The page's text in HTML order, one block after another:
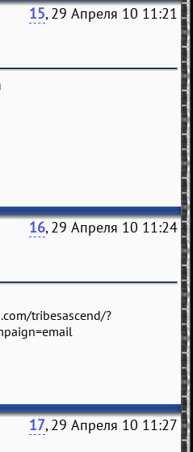
15, 29 Апреля 10 11:21
16, 29 Апреля 10 11:24
tribesascend/?
17, 29 Апреля 10 11:27